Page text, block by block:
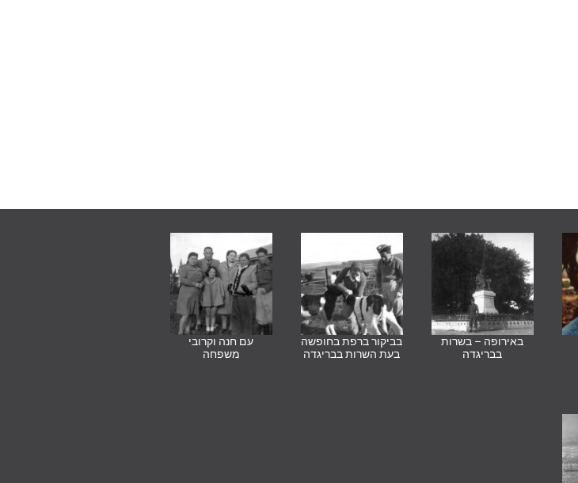
באירופה – בשרות
בבריגדה
בביקור ברפת בחופשה
בעת השרות בבריגדה
עם חנה וקרובי
משפחה